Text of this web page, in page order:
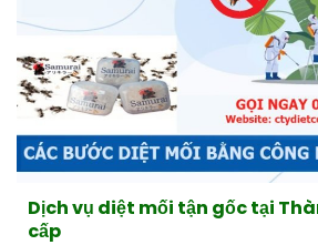
Dịch vụ diệt mối tận gốc tại
cấp